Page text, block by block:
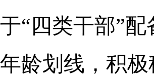
于“四类干部”
年龄划线，积